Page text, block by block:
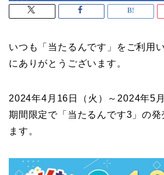
いつも「当たるんです」をご利用
にありがとうございます。
2024年4月16日（火）～2024年5
期間限定で「当たるんです3」の発
ます。